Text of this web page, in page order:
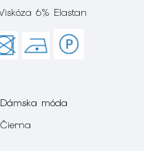
6% Elastan
Dámska móda
Čierna